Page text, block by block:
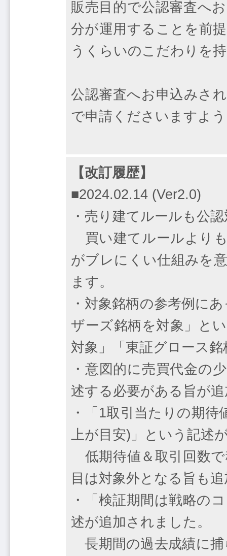
販売目的で公認審査へ
分が運用することを前
うくらいのこだわりを
公認審査へお申込みさ
で申請くださいますよ
【改訂履歴】
■2024.02.14 (Ver2.0)
・売り建てルールも公
買い建てルールより
がブレにくい仕組みを
ます。
・対象銘柄の参考例に
ザーズ銘柄を対象」と
対象」「東証グロース
・意図的に売買代金の
述する必要がある旨が
・「1取引当たりの期
上が目安)」という記述
低期待値＆取引回数
目は対象外となる旨も
・「検証期間は戦略の
述が追加されました。
長期間の過去成績に